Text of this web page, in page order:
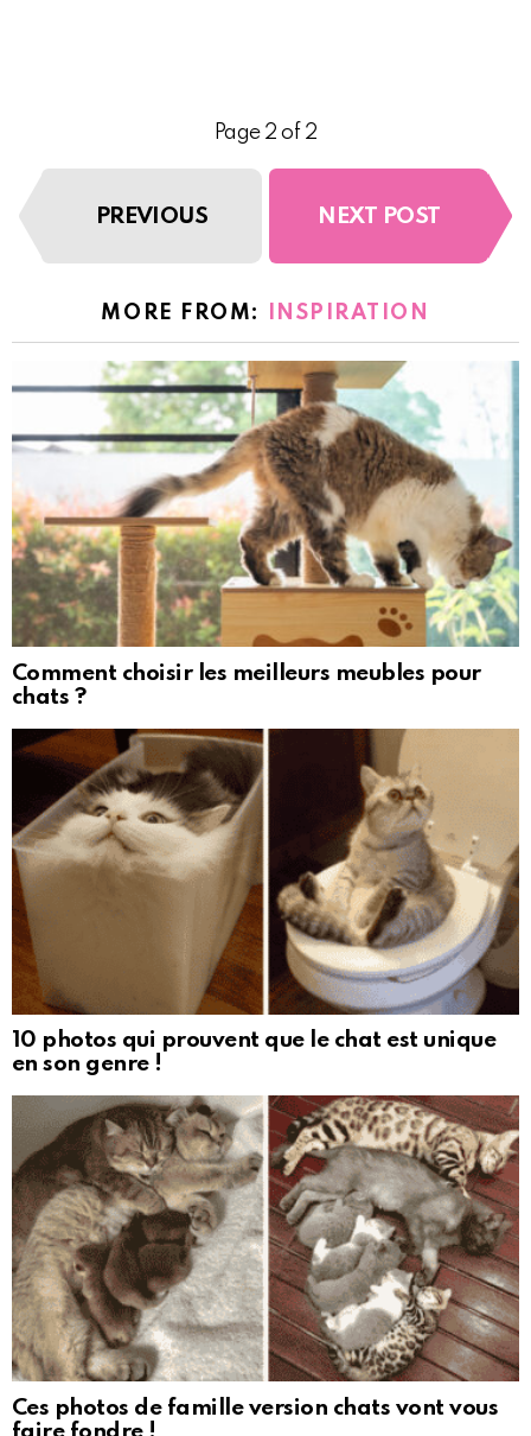
Page 2 of 2
PREVIOUS NEXT POST
MORE FROM: INSPIRATION
Comment choisir les meilleurs meubles pour
chats ?
10 photos qui prouvent que le chat est unique
en son genre !
Ces photos de famille version chats vont vous